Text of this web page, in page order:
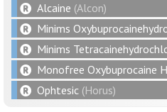
Alcaine (Alcon)
Minims
Minims
Monofree Oxybuprocaine
Ophtesic (Horus)